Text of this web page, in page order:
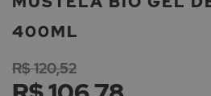
início
Galeria
imagens
400ML
R$ 120,52